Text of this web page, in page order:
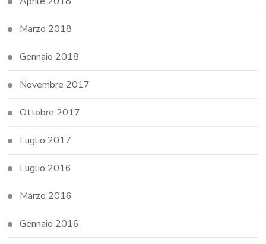
Marzo 2018
Gennaio 2018
Novembre 2017
Ottobre 2017
Luglio 2017
Luglio 2016
Marzo 2016
Gennaio 2016